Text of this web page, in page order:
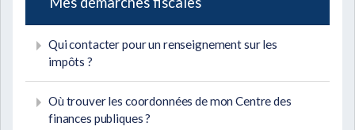
Qui contacter pour un renseignement sur les
impôts ?
Où trouver les coordonnées de mon Centre des
finances publiques ?